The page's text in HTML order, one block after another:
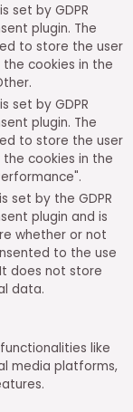
set by GDPR
plugin. The
to store the user
cookies in the
set by GDPR
plugin. The
to store the user
cookies in the
set by the GDPR
plugin and is
whether or not
to the use
does not store
data.
like
media platforms,